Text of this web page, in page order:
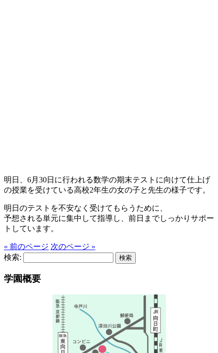
明日、6月30日に行われる数学の期末テストに向けて仕上げ
の授業を受けている高校2年生の女の子と先生の様子です。
明日のテストを不安なく受けてもらうために、
予想される単元に集中して指導し、前日までしっかりサポー
トしています。
« 前のページ 次のページ »
検索:
学園概要